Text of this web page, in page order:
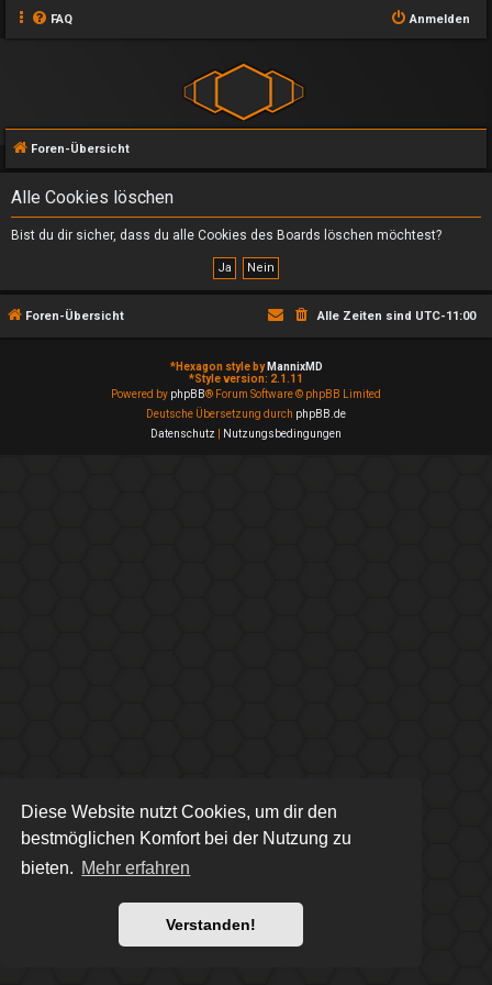
Diese Website nutzt Cookies, um dir den
bestmöglichen Komfort bei der Nutzung zu
bieten. Mehr erfahren
Verstanden!
FAQ Anmelden
Foren-Übersicht
Alle Cookies löschen
Bist du dir sicher, dass du alle Cookies des Boards löschen möchtest?
Foren-Übersicht Alle Zeiten sind UTC-11:00
*Hexagon style by MannixMD
*Style version: 2.1.11
Powered by phpBB® Forum Software © phpBB Limited
Deutsche Übersetzung durch phpBB.de
Datenschutz
Nutzungsbedingungen